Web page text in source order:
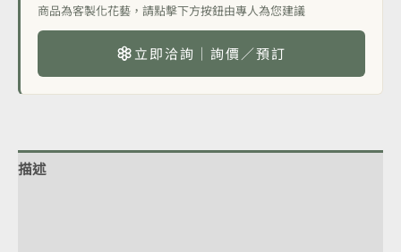
商品為客製化花藝，請點擊下方按鈕由專人為您建議
立即洽詢｜詢價／預訂
描述